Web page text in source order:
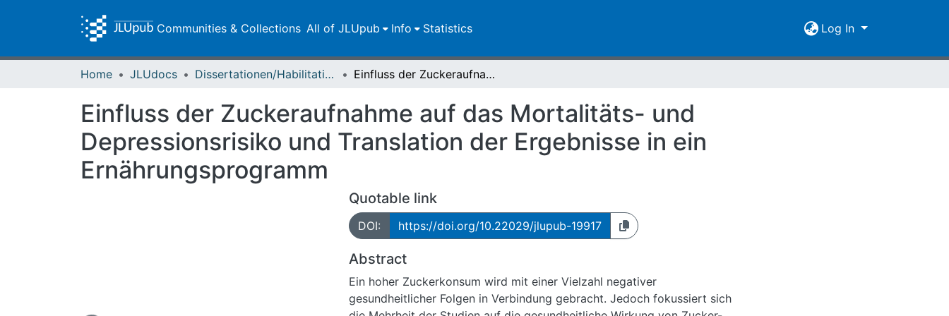
Communities & Collections All of JLUpub Info Statistics Log In
Home JLUdocs Dissertationen/Habilitationen Einfluss der Zuckeraufnahme auf das Mortalitäts- und Depressionsrisiko und Translation der Ergebnisse in ein Ernährungsprogramm
Einfluss der Zuckeraufnahme auf das Mortalitäts- und
Depressionsrisiko und Translation der Ergebnisse in ein
Ernährungsprogramm
Quotable link
DOI: https://doi.org/10.22029/jlupub-19917
Abstract
Ein hoher Zuckerkonsum wird mit einer Vielzahl negativer
gesundheitlicher Folgen in Verbindung gebracht. Jedoch fokussiert sich